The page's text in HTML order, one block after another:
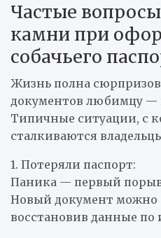
Частые
камни при
собачьего
Жизнь полна
документов любимцу —
Типичные ситуации, с
сталкиваются
1. Потеряли паспорт:
Паника — первый
Новый документ можно
восстановив данные